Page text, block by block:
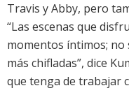
Travis y Abby, pero
“Las escenas que
momentos íntimos; no
más chifladas”, dice
que tenga de trabajar